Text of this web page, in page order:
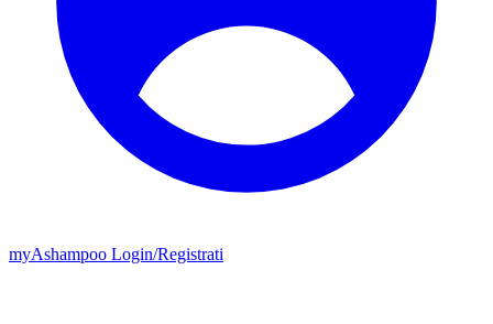
myAshampoo Login/Registrati